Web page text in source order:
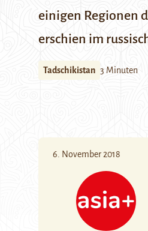
einigen Regionen
erschien im
Tadschikistan 3 Minuten
6. November 2018